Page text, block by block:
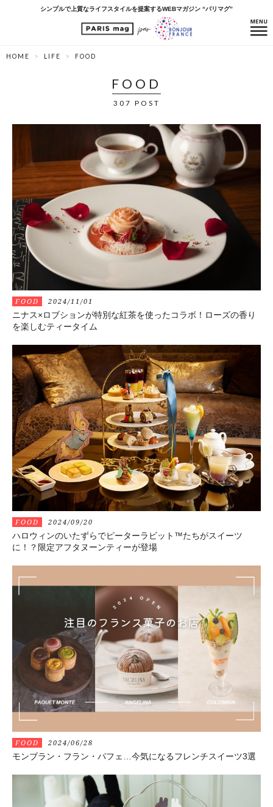
シンプルで上質なライフスタイルを提案するWEBマガジン “パリマグ”
HOME LIFE FOOD
FOOD
307 POST
FOOD 2024/11/01
ニナス×ロブションが特別な紅茶を使ったコラボ！ローズの香り
を楽しむティータイム
FOOD 2024/09/20
ハロウィンのいたずらでピーターラビット™たちがスイーツ
に！？限定アフタヌーンティーが登場
FOOD 2024/06/28
モンブラン・フラン・パフェ…今気になるフレンチスイーツ3選